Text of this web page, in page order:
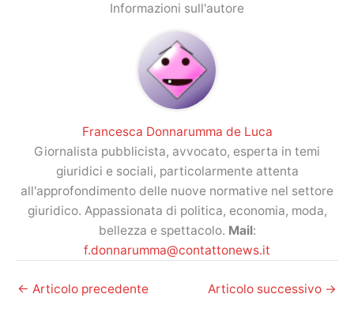
Informazioni sull'autore
Francesca Donnarumma de Luca
Giornalista pubblicista, avvocato, esperta in temi
giuridici e sociali, particolarmente attenta
all'approfondimento delle nuove normative nel settore
giuridico. Appassionata di politica, economia, moda,
bellezza e spettacolo. Mail:
f.donnarumma@contattonews.it
← Articolo precedente Articolo successivo →